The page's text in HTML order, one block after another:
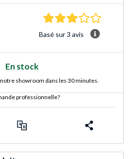
Basé sur 3 avis
En stock
showroom dans les 30 minutes.
professionnelle?